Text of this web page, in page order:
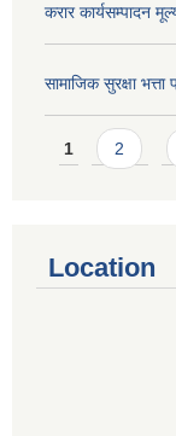
करार कार्यसम्पादन
सामाजिक सुरक्षा
Pages
1 2
Location